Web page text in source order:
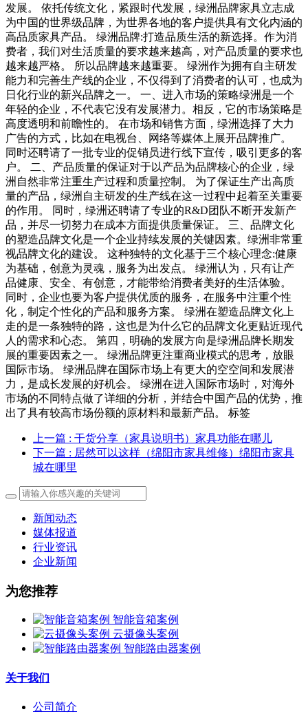
发展。 依托传统文化，紧跟时代发展，绿洲品牌家具立志成
为中国的世界级品牌，为世界各地的客户提供具有文化内涵的
高品质家具产品。 绿洲品牌:打造品质生活的新选择。作为消
费者，我们对生活质量的要求越来越高，对产品质量的要求也
越来越严格。 所以品牌越来越重要。 绿洲作为拥有自主研发
能力和完善生产线的企业，不仅得到了消费者的认可，也成为
日化行业的新兴品牌之一。 一、进入市场的策略绿洲是一个
年轻的企业，不代表它没有发展潜力。相反，它的市场策略是
高度透明和前瞻性的。 在市场和销售方面，绿洲选择了大力
广告的方式，比如在电视台、网络等媒体上展开品牌推广。
同时还聘请了一批专业的促销员进行线下宣传，吸引更多的客
户。 二、产品质量的保证对于以产品为品牌核心的企业，绿
洲自然非常注重生产过程和质量控制。 为了保证生产出高质
量的产品，绿洲自主研发的生产线在这一过程中起着至关重要
的作用。 同时，绿洲还聘请了专业的R&D团队不断开发新产
品，并尽一切努力在成本方面提供质量保证。 三、品牌文化
的塑造品牌文化是一个企业持续发展的关键因素。绿洲非常重
视品牌文化的建设。 这种独特的文化基于三个核心理念:健康
为基础，创意为灵魂，服务为出发点。 绿洲认为，只有让产
品健康、安全、有创意，才能带给消费者美好的生活体验。
同时，企业也要为客户提供优质的服务，在服务中注重个性
化，制定个性化的产品和服务方案。 绿洲在塑造品牌文化上
走的是一条独特的路，这也是为什么它的品牌文化更贴近现代
人的需求和心态。 第四，明确的发展方向是绿洲品牌长期发
展的重要因素之一。 绿洲品牌更注重商业模式的思考，放眼
国际市场。 绿洲品牌在国际市场上有更大的空空间和发展潜
力，是成长发展的好机会。 绿洲在进入国际市场时，对海外
市场的不同特点做了详细的分析，并结合中国产品的优势，推
出了具有较高市场份额的原材料和最新产品。 标签
上一篇 : 干货分享（家具说明书）家具功能在哪儿
下一篇 : 居然可以这样（绵阳市家具维修）绵阳市家具
城在哪里
新闻动态
媒体报道
行业资讯
企业新闻
为您推荐
智能音箱案例
云摄像头案例
智能路由器案例
关于我们
公司简介